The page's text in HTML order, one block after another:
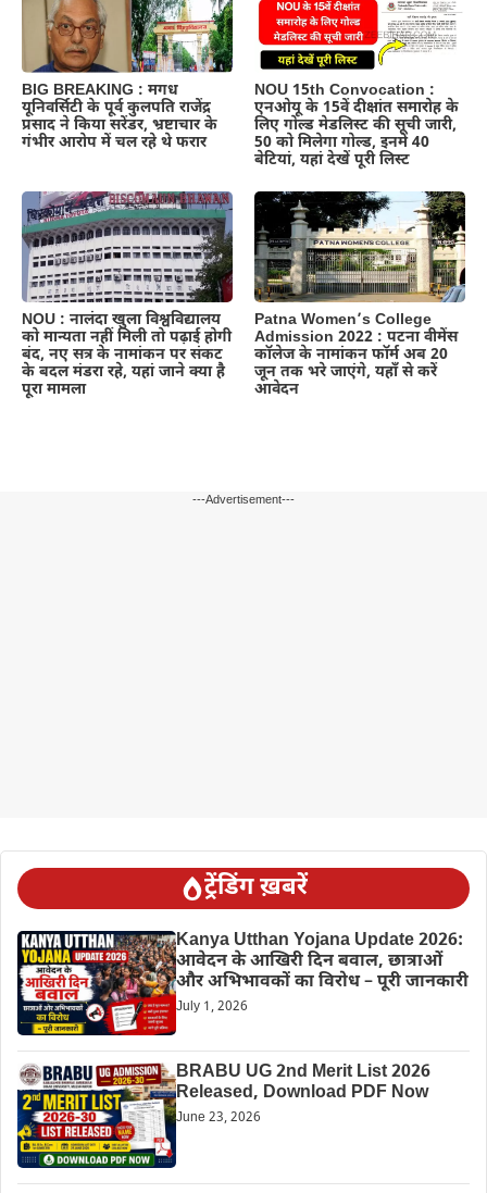
BIG BREAKING : मगध
यूनिवर्सिटी के पूर्व कुलपति राजेंद्र
प्रसाद ने किया सरेंडर, भ्रष्टाचार के
गंभीर आरोप में चल रहे थे फरार
NOU 15th Convocation :
एनओयू के 15वें दीक्षांत समारोह के
लिए गोल्ड मेडलिस्ट की सूची जारी,
50 को मिलेगा गोल्ड, इनमें 40
बेटियां, यहां देखें पूरी लिस्ट
NOU : नालंदा खुला विश्वविद्यालय
को मान्यता नहीं मिली तो पढ़ाई होगी
बंद, नए सत्र के नामांकन पर संकट
के बदल मंडरा रहे, यहां जाने क्या है
पूरा मामला
Patna Women’s College
Admission 2022 : पटना वीमेंस
कॉलेज के नामांकन फॉर्म अब 20
जून तक भरे जाएंगे, यहाँ से करें
आवेदन
---Advertisement---
ट्रेंडिंग ख़बरें
Kanya Utthan Yojana Update 2026:
आवेदन के आखिरी दिन बवाल, छात्राओं
और अभिभावकों का विरोध – पूरी जानकारी
July 1, 2026
BRABU UG 2nd Merit List 2026
Released, Download PDF Now
June 23, 2026